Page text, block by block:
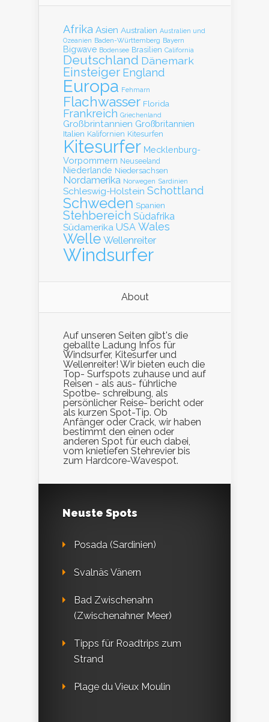
Afrika Asien Australien Australien und
Ozeanien Baden-Württemberg Bayern
Bigwave Bodensee Brasilien California
Deutschland Dänemark
Einsteiger England
Europa Fehmarn
Flachwasser Florida
Frankreich Griechenland
Großbrintannien Großbritannien
Italien Kalifornien Kitesurfen
Kitesurfer Mecklenburg-
Vorpommern Neuseeland
Niederlande Niedersachsen
Nordamerika Norwegen Sardinien
Schleswig-Holstein Schottland
Schweden Spanien
Stehbereich Südafrika
Südamerika USA Wales
Welle Wellenreiter
Windsurfer
About
Auf unseren Seiten gibt's die
geballte Ladung Infos für
Windsurfer, Kitesurfer und
Wellenreiter! Wir bieten euch die
Top- Surfspots zuhause und auf
Reisen - als aus- führliche
Spotbe- schreibung, als
persönlicher Reise- bericht oder
als kurzen Spot-Tip. Ob
Anfänger oder Crack, wir haben
bestimmt den einen oder
anderen Spot für euch dabei,
vom knietiefen Stehrevier bis
zum Hardcore-Wavespot.
Neuste Spots
Posada (Sardinien)
Svalnäs Vänern
Bad Zwischenahn
(Zwischenahner Meer)
Tipps für Roadtrips zum
Strand
Plage du Vieux Moulin